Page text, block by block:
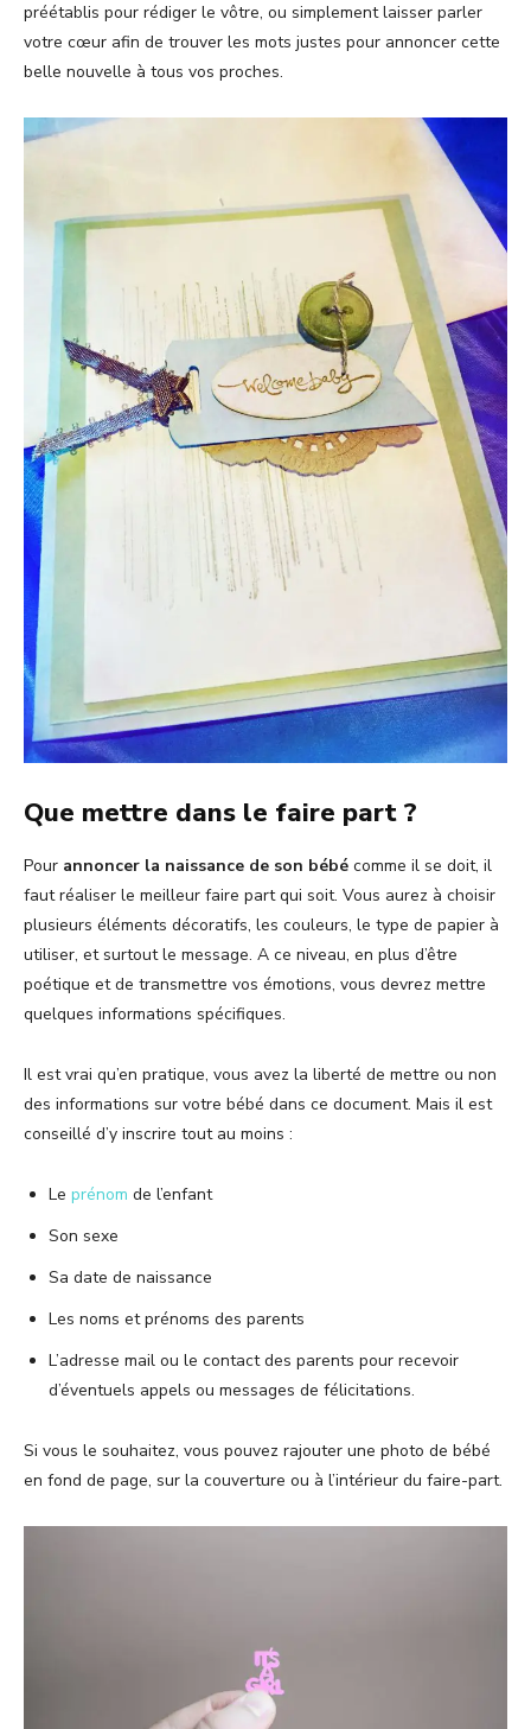
préétablis pour rédiger le vôtre, ou simplement laisser parler
votre cœur afin de trouver les mots justes pour annoncer cette
belle nouvelle à tous vos proches.
Que mettre dans le faire part ?
Pour annoncer la naissance de son bébé comme il se doit, il
faut réaliser le meilleur faire part qui soit. Vous aurez à choisir
plusieurs éléments décoratifs, les couleurs, le type de papier à
utiliser, et surtout le message. A ce niveau, en plus d’être
poétique et de transmettre vos émotions, vous devrez mettre
quelques informations spécifiques.
Il est vrai qu’en pratique, vous avez la liberté de mettre ou non
des informations sur votre bébé dans ce document. Mais il est
conseillé d’y inscrire tout au moins :
Le prénom de l’enfant
Son sexe
Sa date de naissance
Les noms et prénoms des parents
L’adresse mail ou le contact des parents pour recevoir
d’éventuels appels ou messages de félicitations.
Si vous le souhaitez, vous pouvez rajouter une photo de bébé
en fond de page, sur la couverture ou à l’intérieur du faire-part.